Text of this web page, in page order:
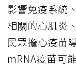
影響免疫系統
相關的心肌炎
民眾擔心疫苗
mRNA疫苗可